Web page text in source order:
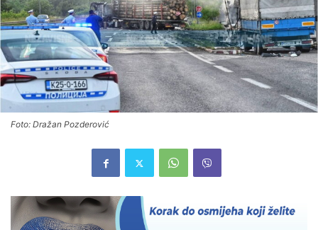
Foto: Dražan Pozderović